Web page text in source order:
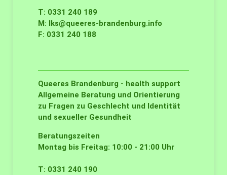
T: 0331 240 189
M:
lks@queeres-brandenburg.info
F: 0331 240 188
Queeres Brandenburg - health support
Allgemeine Beratung und Orientierung
zu Fragen zu Geschlecht und Identität
und sexueller Gesundheit
Beratungszeiten
Montag bis Freitag: 10:00 - 21:00 Uhr
T: 0331 240 190